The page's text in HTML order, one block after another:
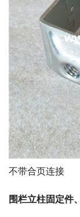
不带合页连接
围栏立柱固定件